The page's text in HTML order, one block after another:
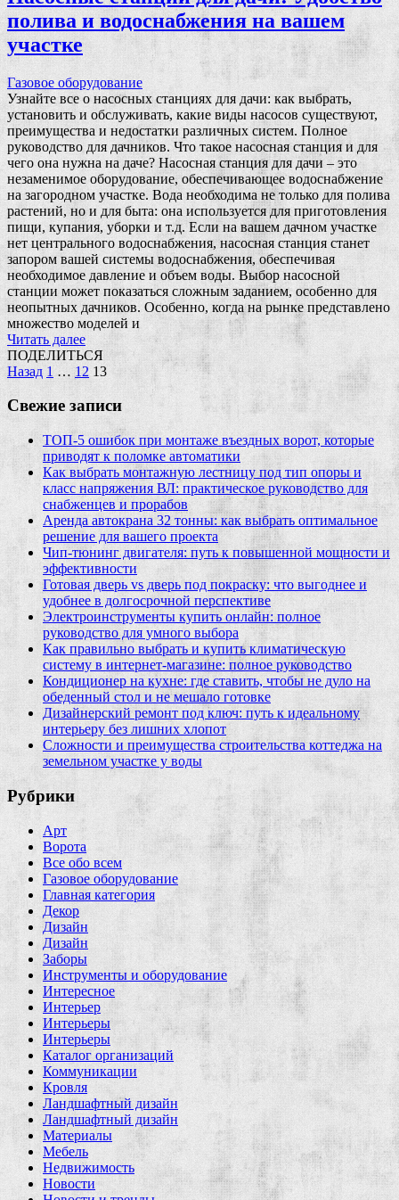
полива и водоснабжения на вашем
участке
Газовое оборудование
Узнайте все о насосных станциях для дачи: как выбрать,
установить и обслуживать, какие виды насосов существуют,
преимущества и недостатки различных систем. Полное
руководство для дачников. Что такое насосная станция и для
чего она нужна на даче? Насосная станция для дачи – это
незаменимое оборудование, обеспечивающее водоснабжение
на загородном участке. Вода необходима не только для полива
растений, но и для быта: она используется для приготовления
пищи, купания, уборки и т.д. Если на вашем дачном участке
нет центрального водоснабжения, насосная станция станет
запором вашей системы водоснабжения, обеспечивая
необходимое давление и объем воды. Выбор насосной
станции может показаться сложным заданием, особенно для
неопытных дачников. Особенно, когда на рынке представлено
множество моделей и
Читать далее
ПОДЕЛИТЬСЯ
Пагинация
записей
Назад 1 … 12 13
Свежие записи
ТОП-5 ошибок при монтаже въездных ворот, которые
приводят к поломке автоматики
Как выбрать монтажную лестницу под тип опоры и
класс напряжения ВЛ: практическое руководство для
снабженцев и прорабов
Аренда автокрана 32 тонны: как выбрать оптимальное
решение для вашего проекта
Чип‑тюнинг двигателя: путь к повышенной мощности и
эффективности
Готовая дверь vs дверь под покраску: что выгоднее и
удобнее в долгосрочной перспективе
Электроинструменты купить онлайн: полное
руководство для умного выбора
Как правильно выбрать и купить климатическую
систему в интернет‑магазине: полное руководство
Кондиционер на кухне: где ставить, чтобы не дуло на
обеденный стол и не мешало готовке
Дизайнерский ремонт под ключ: путь к идеальному
интерьеру без лишних хлопот
Сложности и преимущества строительства коттеджа на
земельном участке у воды
Рубрики
Арт
Ворота
Все обо всем
Газовое оборудование
Главная категория
Декор
Дизайн
Дизайн
Заборы
Инструменты и оборудование
Интересное
Интерьер
Интерьеры
Интерьеры
Каталог организаций
Коммуникации
Кровля
Ландшафтный дизайн
Ландшафтный дизайн
Материалы
Мебель
Недвижимость
Новости